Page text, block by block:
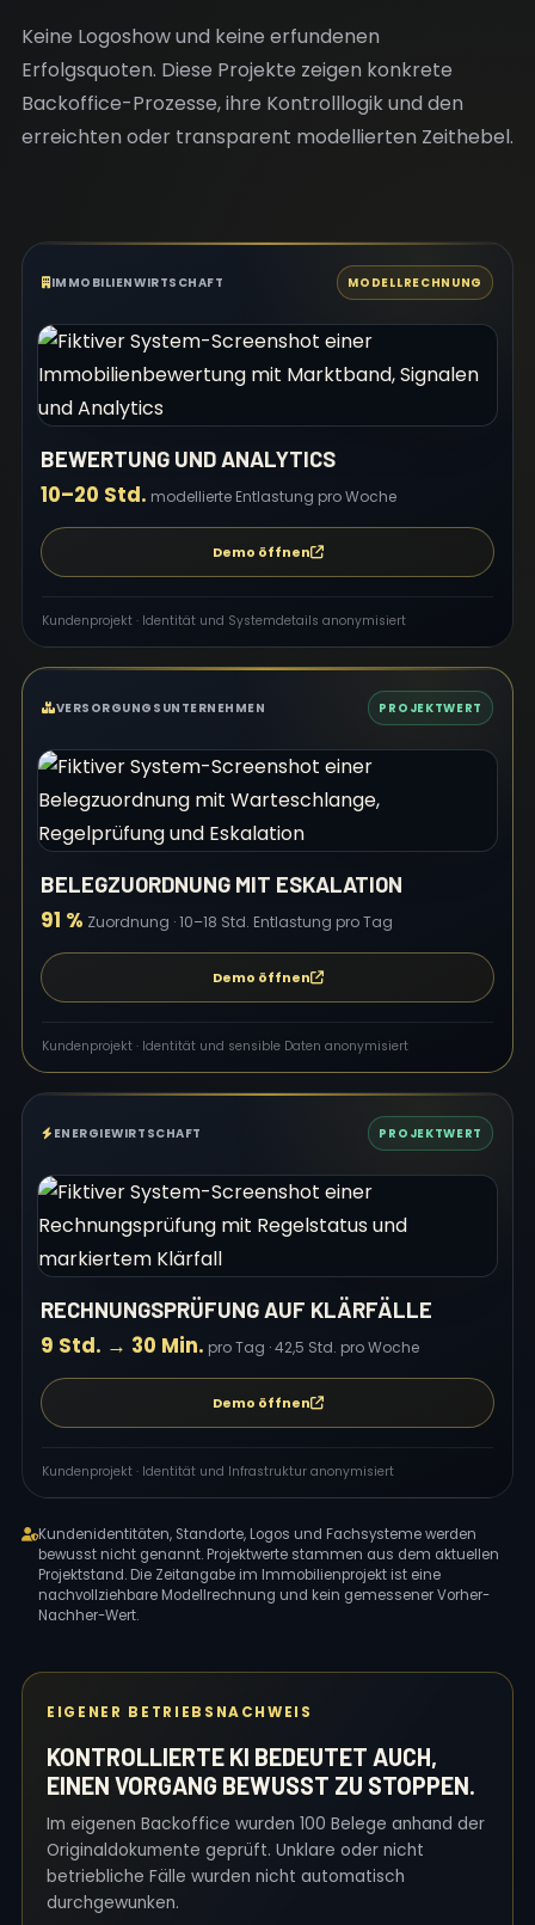
Keine Logoshow und keine erfundenen
Erfolgsquoten. Diese Projekte zeigen konkrete
Backoffice-Prozesse, ihre Kontrolllogik und den
erreichten oder transparent modellierten Zeithebel.
IMMOBILIENWIRTSCHAFT MODELLRECHNUNG
BEWERTUNG UND ANALYTICS
10–20 Std. modellierte Entlastung pro Woche
Demo öffnen
Kundenprojekt · Identität und Systemdetails anonymisiert
VERSORGUNGSUNTERNEHMEN PROJEKTWERT
BELEGZUORDNUNG MIT ESKALATION
91 % Zuordnung · 10–18 Std. Entlastung pro Tag
Demo öffnen
Kundenprojekt · Identität und sensible Daten anonymisiert
ENERGIEWIRTSCHAFT PROJEKTWERT
RECHNUNGSPRÜFUNG AUF KLÄRFÄLLE
9 Std. → 30 Min. pro Tag · 42,5 Std. pro Woche
Demo öffnen
Kundenprojekt · Identität und Infrastruktur anonymisiert
Kundenidentitäten, Standorte, Logos und Fachsysteme werden
bewusst nicht genannt. Projektwerte stammen aus dem aktuellen
Projektstand. Die Zeitangabe im Immobilienprojekt ist eine
nachvollziehbare Modellrechnung und kein gemessener Vorher-
Nachher-Wert.
EIGENER BETRIEBSNACHWEIS
KONTROLLIERTE KI BEDEUTET AUCH,
EINEN VORGANG BEWUSST ZU STOPPEN.
Im eigenen Backoffice wurden 100 Belege anhand der
Originaldokumente geprüft. Unklare oder nicht
betriebliche Fälle wurden nicht automatisch
durchgewunken.